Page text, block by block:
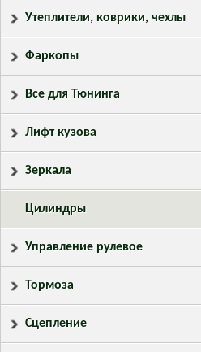
Утеплители, коврики, чехлы
Фаркопы
Все для Тюнинга
Лифт кузова
Зеркала
Цилиндры
Управление рулевое
Тормоза
Сцепление